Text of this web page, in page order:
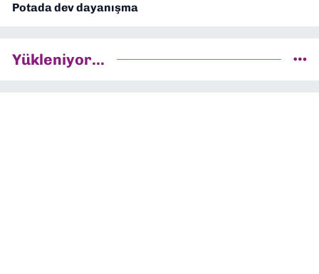
Potada dev dayanışma
Yükleniyor...